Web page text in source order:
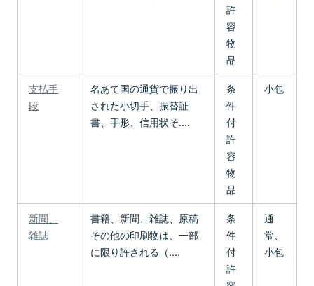
許
容
物
品
支払手
段
名あて国の通貨で振り出
された小切手、振替証
書、手形、信用状そ....
条
件
付
許
容
物
品
小包
新聞、
雑誌
書籍、新聞、雑誌、原稿
その他の印刷物は、一部
に限り許される（....
条
件
付
許
通
常、
小包